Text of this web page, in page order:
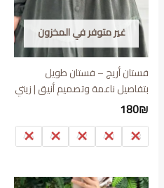
غير متوفر في المخزون
فستان أريج – فستان طويل
بتفاصيل ناعمة وتصميم أنيق | زيتي
180₪
38
40
42
44
46